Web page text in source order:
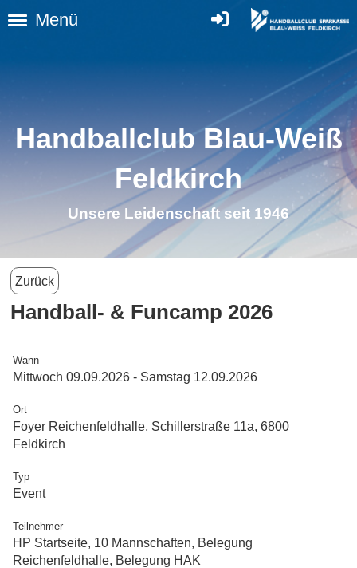
Menü
Handballclub Blau-Weiß
Feldkirch
Unsere Leidenschaft seit 1946
Zurück
Handball- & Funcamp 2026
Wann
Mittwoch 09.09.2026 - Samstag 12.09.2026
Ort
Foyer Reichenfeldhalle, Schillerstraße 11a, 6800
Feldkirch
Typ
Event
Teilnehmer
HP Startseite, 10 Mannschaften, Belegung
Reichenfeldhalle, Belegung HAK